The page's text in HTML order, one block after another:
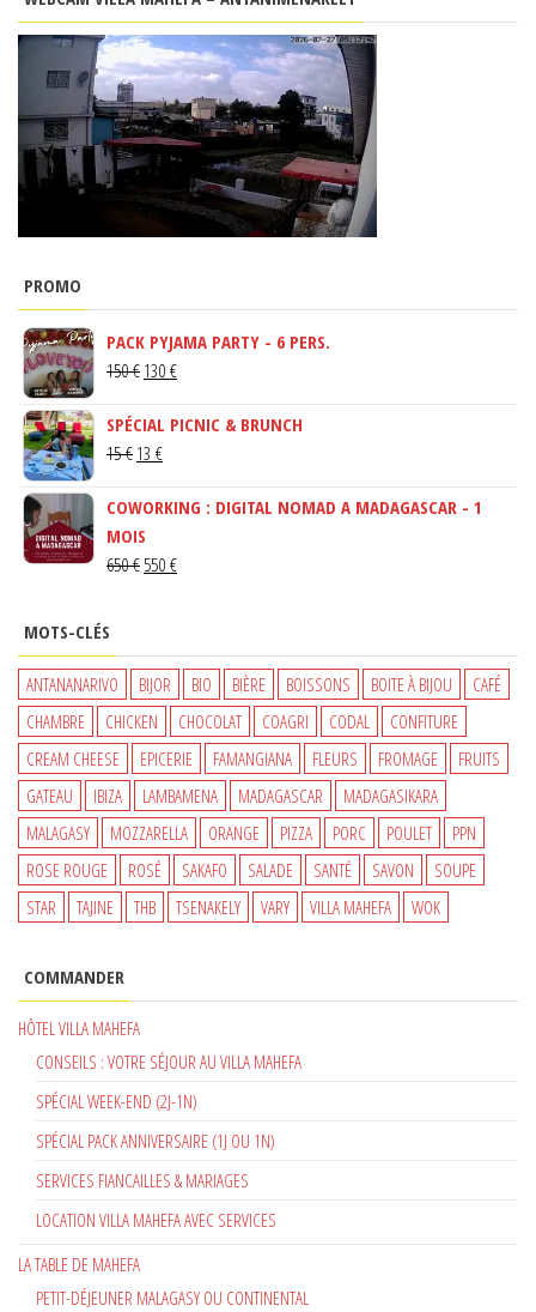
PROMO
PACK PYJAMA PARTY - 6 PERS.
150€ LE
INITIAL
ÉTAIT :
130 €LE
ACTUEL
SPÉCIAL PICNIC & BRUNCH
15€ LE
INITIAL
ÉTAIT :
15 €.
13 €LE
ACTUEL
13 €.
COWORKING : DIGITAL NOMAD A MADAGASCAR - 1
MOIS
650€ LE
ÉTAIT :
650 €.
550 €LE
EST :
550 €.
MOTS-CLÉS
ANTANANARIVO BIJOR BIO BIÈRE BOISSONS BOITE À BIJOU
CAFÉ
CHAMBRE
CHICKEN CHOCOLAT COAGRI CODAL
CONFITURE
CREAM CHEESE
EPICERIE FAMANGIANA FLEURS FROMAGE
FRUITS
GATEAU
IBIZA LAMBAMENA MADAGASCAR
MADAGASIKARA
MALAGASY
MOZZARELLA ORANGE PIZZA PORC POULET
PPN
ROSE ROUGE
ROSÉ SAKAFO SALADE SANTÉ SAVON
SOUPE
STAR
TAJINE THB TSENAKELY VARY VILLA MAHEFA WOK
COMMANDER
HÔTEL VILLA MAHEFA
CONSEILS : VOTRE SÉJOUR AU VILLA MAHEFA
SPÉCIAL WEEK-END (2J-1N)
SPÉCIAL PACK ANNIVERSAIRE (1J OU 1N)
SERVICES FIANCAILLES & MARIAGES
LOCATION VILLA MAHEFA AVEC SERVICES
LA TABLE DE MAHEFA
PETIT-DÉJEUNER MALAGASY OU CONTINENTAL